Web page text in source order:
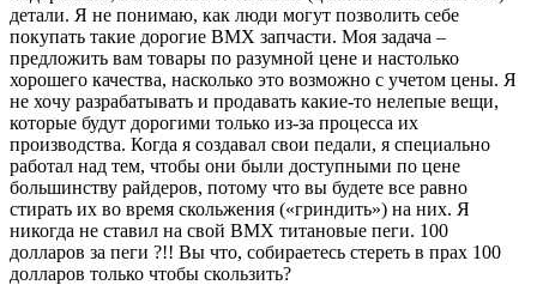
детали. Я не понимаю, как люди могут позволить себе
покупать такие дорогие ВМХ запчасти. Моя задача –
предложить вам товары по разумной цене и настолько
хорошего качества, насколько это возможно с учетом цены. Я
не хочу разрабатывать и продавать какие-то нелепые вещи,
которые будут дорогими только из-за процесса их
производства. Когда я создавал свои педали, я специально
работал над тем, чтобы они были доступными по цене
большинству райдеров, потому что вы будете все равно
стирать их во время скольжения («гриндить») на них. Я
никогда не ставил на свой ВМХ титановые пеги. 100
долларов за пеги ?!! Вы что, собираетесь стереть в прах 100
долларов только чтобы скользить?